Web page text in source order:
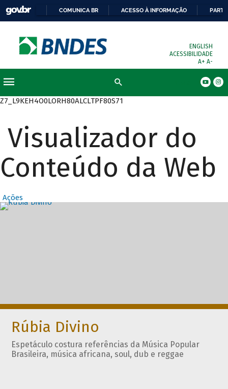
COMUNICA BR ACESSO À INFORMAÇÃO
ENGLISH
ACESSIBILIDADE
A+ A-
Z7_L9KEH4O0LORH80ALCLTPF80S71
Visualizador do
Conteúdo da Web
Ações
Destaques
Rúbia Divino
Espetáculo costura referências da Música Popular
Brasileira, música africana, soul, dub e reggae